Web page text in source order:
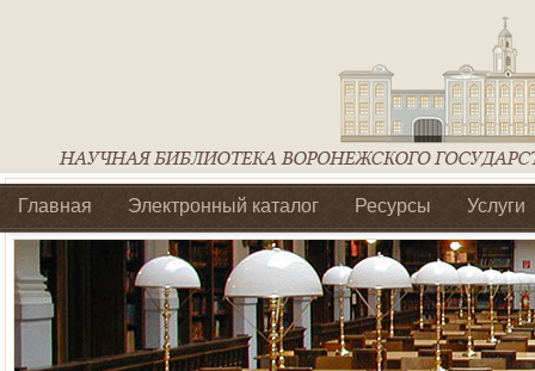
Главная Электронный каталог Ресурсы Услуги
Библиотеки регионального отделения Ассоциации